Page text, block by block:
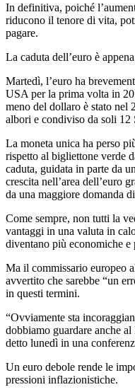
In definitiva, poiché
riducono il tenore di vita,
pagare.
La caduta dell’euro è
Martedì, l’euro ha
USA per la prima volta in
meno del dollaro è stato nel
albori e condiviso da soli 12
La moneta unica ha perso
rispetto al bigliettone verde
caduta, guidata in parte da
crescita nell’area dell’euro
da una maggiore domanda
Come sempre, non tutti la
vantaggi in una valuta in
diventano più economiche e
Ma il commissario europeo
avvertito che sarebbe “un
in questi termini.
“Ovviamente sta
dobbiamo guardare anche
detto lunedì in una
Un euro debole rende le
pressioni inflazionistiche.